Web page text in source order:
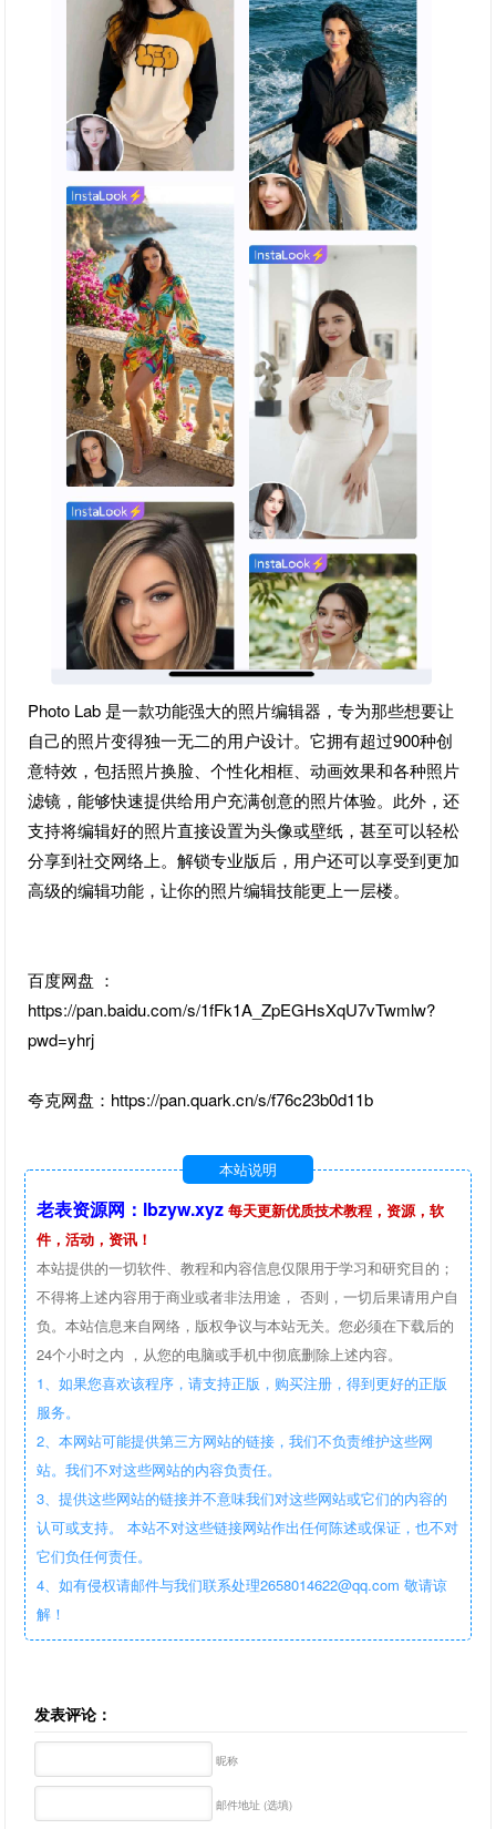
Photo Lab 是一款功能强大的照片编辑器，专为那些想要让
自己的照片变得独一无二的用户设计。它拥有超过900种创
意特效，包括照片换脸、个性化相框、动画效果和各种照片
滤镜，能够快速提供给用户充满创意的照片体验。此外，还
支持将编辑好的照片直接设置为头像或壁纸，甚至可以轻松
分享到社交网络上。解锁专业版后，用户还可以享受到更加
高级的编辑功能，让你的照片编辑技能更上一层楼。
百度网盘 ：
https://pan.baidu.com/s/1fFk1A_ZpEGHsXqU7vTwmlw?
pwd=yhrj
夸克网盘：https://pan.quark.cn/s/f76c23b0d11b
本站说明
老表资源网：lbzyw.xyz 每天更新优质技术教程，资源，软
件，活动，资讯！
本站提供的一切软件、教程和内容信息仅限用于学习和研究目的；
不得将上述内容用于商业或者非法用途， 否则，一切后果请用户自
负。本站信息来自网络，版权争议与本站无关。您必须在下载后的
24个小时之内 ，从您的电脑或手机中彻底删除上述内容。
1、如果您喜欢该程序，请支持正版，购买注册，得到更好的正版
服务。
2、本网站可能提供第三方网站的链接，我们不负责维护这些网
站。我们不对这些网站的内容负责任。
3、提供这些网站的链接并不意味我们对这些网站或它们的内容的
认可或支持。 本站不对这些链接网站作出任何陈述或保证，也不对
它们负任何责任。
4、如有侵权请邮件与我们联系处理2658014622@qq.com 敬请谅
解！
发表评论：
昵称
邮件地址 (选填)